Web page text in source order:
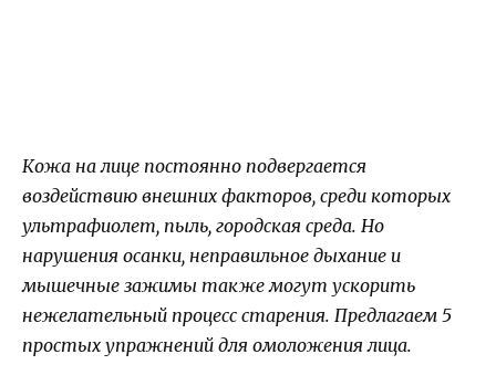
Кожа на лице постоянно подвергается
воздействию внешних факторов, среди которых
ультрафиолет, пыль, городская среда. Но
нарушения осанки, неправильное дыхание и
мышечные зажимы также могут ускорить
нежелательный процесс старения. Предлагаем 5
простых упражнений для омоложения лица.